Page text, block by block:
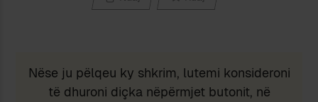
Nëse ju pëlqeu ky shkrim, lutemi konsideroni
të dhuroni diçka nëpërmjet butonit, në